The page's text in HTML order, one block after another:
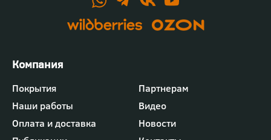
Футер
-
меню
"Компания"
Покрытия
Партнерам
Наши работы
Видео
Оплата и доставка
Новости